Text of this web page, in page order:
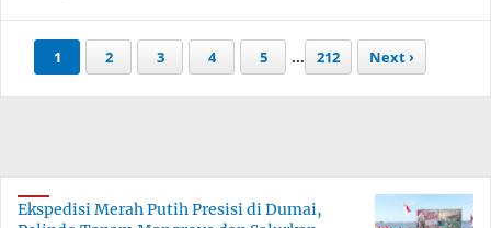
1 2 3 4 5 ... 212 Next ›
Ekspedisi Merah Putih Presisi di Dumai,